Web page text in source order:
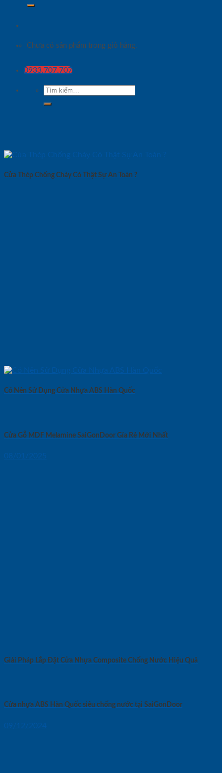
Chưa có sản phẩm trong giỏ hàng.
0933.707.707
Tìm
kiếm:
Cửa Thép Chống Cháy Có Thật Sự An Toàn ?
Có Nên Sử Dụng Cửa Nhựa ABS Hàn Quốc
Cửa Gỗ MDF Melamine SaiGonDoor Gía Rẻ Mới Nhất
08/01/2025
Giải Pháp Lắp Đặt Cửa Nhựa Composite Chống Nước Hiệu Quả
Cửa nhựa ABS Hàn Quốc siêu chống nước tại SaiGonDoor
09/12/2024